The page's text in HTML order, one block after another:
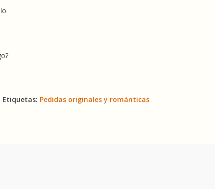
Etiquetas: Pedidas originales y románticas